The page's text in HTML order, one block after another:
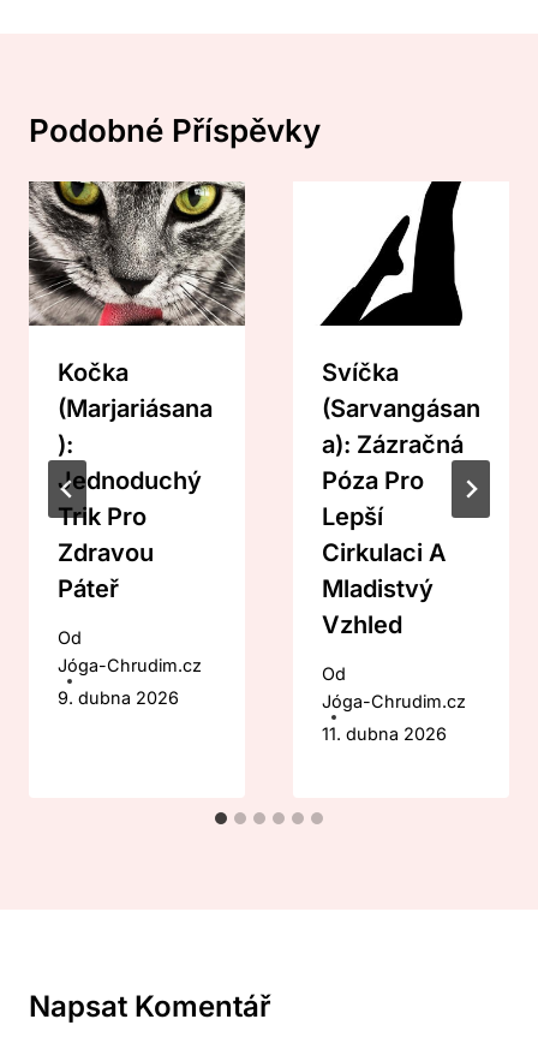
Podobné Příspěvky
Kočka
(Marjariásana
):
Jednoduchý
Trik Pro
Zdravou
Páteř
Od
Jóga-Chrudim.cz
9. dubna 2026
Svíčka
(Sarvangásan
A): Zázračná
Póza Pro
Lepší
Cirkulaci A
Mladistvý
Vzhled
Od
Jóga-Chrudim.cz
11. dubna 2026
Napsat Komentář